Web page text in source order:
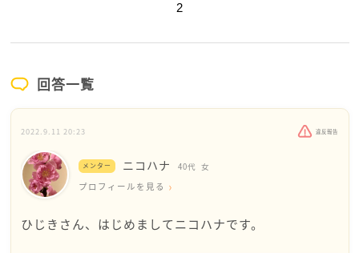
2
回答一覧
2022.9.11 20:23 違反報告
メンター ニコハナ 40代 女
プロフィールを見る
ひじきさん、はじめましてニコハナです。